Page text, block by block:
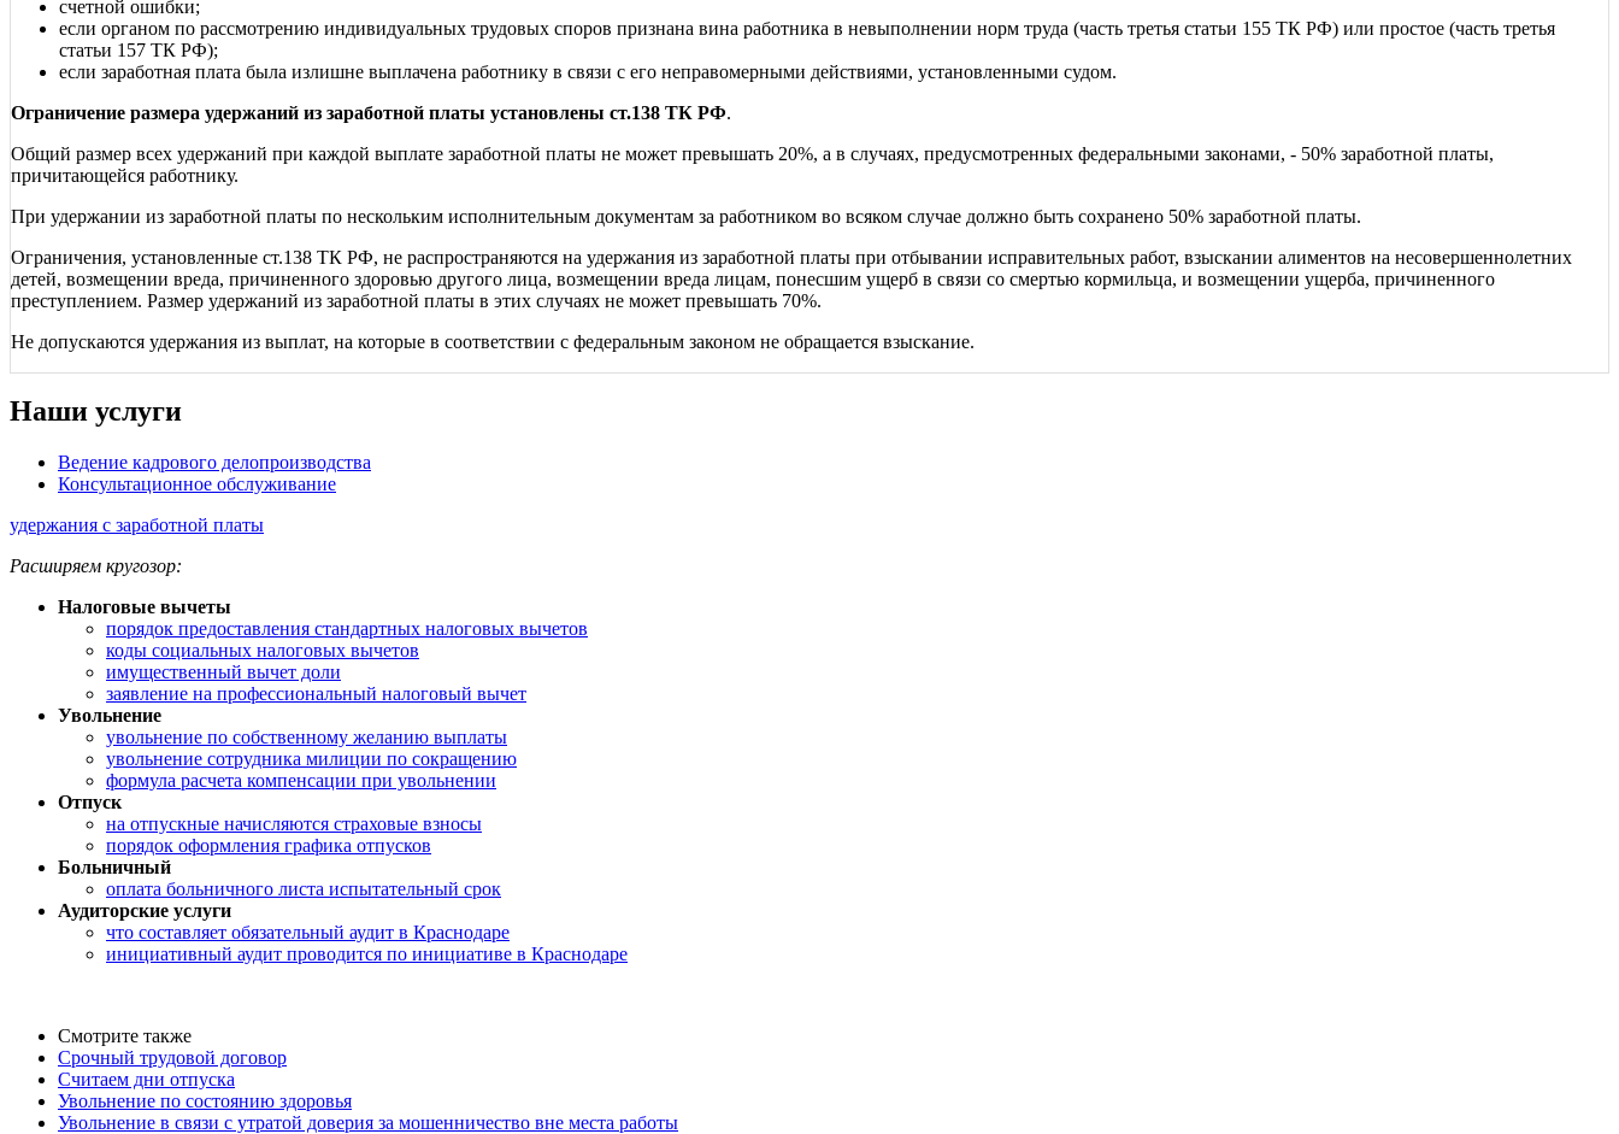
счетной ошибки;
если органом по рассмотрению индивидуальных трудовых споров признана вина работника в невыполнении норм труда (часть третья статьи 155 ТК РФ) или простое (часть третья
статьи 157 ТК РФ);
если заработная плата была излишне выплачена работнику в связи с его неправомерными действиями, установленными судом.
Ограничение размера удержаний из заработной платы установлены ст.138 ТК РФ.
Общий размер всех удержаний при каждой выплате заработной платы не может превышать 20%, а в случаях, предусмотренных федеральными законами, - 50% заработной платы,
причитающейся работнику.
При удержании из заработной платы по нескольким исполнительным документам за работником во всяком случае должно быть сохранено 50% заработной платы.
Ограничения, установленные ст.138 ТК РФ, не распространяются на удержания из заработной платы при отбывании исправительных работ, взыскании алиментов на несовершеннолетних
детей, возмещении вреда, причиненного здоровью другого лица, возмещении вреда лицам, понесшим ущерб в связи со смертью кормильца, и возмещении ущерба, причиненного
преступлением. Размер удержаний из заработной платы в этих случаях не может превышать 70%.
Не допускаются удержания из выплат, на которые в соответствии с федеральным законом не обращается взыскание.
Наши услуги
Ведение кадрового делопроизводства
Консультационное обслуживание
удержания с заработной платы
Расширяем кругозор:
Налоговые вычеты
порядок предоставления стандартных налоговых вычетов
коды социальных налоговых вычетов
имущественный вычет доли
заявление на профессиональный налоговый вычет
Увольнение
увольнение по собственному желанию выплаты
увольнение сотрудника милиции по сокращению
формула расчета компенсации при увольнении
Отпуск
на отпускные начисляются страховые взносы
порядок оформления графика отпусков
Больничный
оплата больничного листа испытательный срок
Аудиторские услуги
что составляет обязательный аудит в Краснодаре
инициативный аудит проводится по инициативе в Краснодаре
Смотрите также
Срочный трудовой договор
Считаем дни отпуска
Увольнение по состоянию здоровья
Увольнение в связи с утратой доверия за мошенничество вне места работы